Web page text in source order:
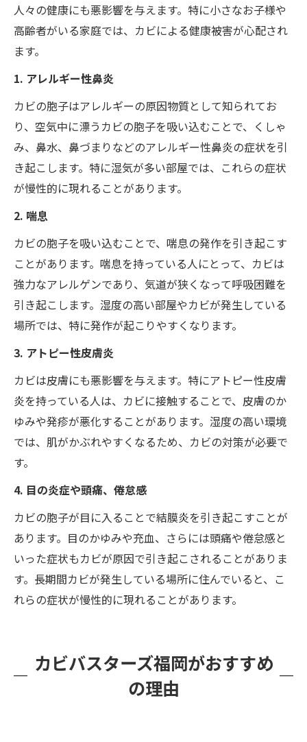
人々の健康にも悪影響を与えます。特に小さなお子様や
高齢者がいる家庭では、カビによる健康被害が心配され
ます。
1. アレルギー性鼻炎
カビの胞子はアレルギーの原因物質として知られてお
り、空気中に漂うカビの胞子を吸い込むことで、くしゃ
み、鼻水、鼻づまりなどのアレルギー性鼻炎の症状を引
き起こします。特に湿気が多い部屋では、これらの症状
が慢性的に現れることがあります。
2. 喘息
カビの胞子を吸い込むことで、喘息の発作を引き起こす
ことがあります。喘息を持っている人にとって、カビは
強力なアレルゲンであり、気道が狭くなって呼吸困難を
引き起こします。湿度の高い部屋やカビが発生している
場所では、特に発作が起こりやすくなります。
3. アトピー性皮膚炎
カビは皮膚にも悪影響を与えます。特にアトピー性皮膚
炎を持っている人は、カビに接触することで、皮膚のか
ゆみや発疹が悪化することがあります。湿度の高い環境
では、肌がかぶれやすくなるため、カビの対策が必要で
す。
4. 目の炎症や頭痛、倦怠感
カビの胞子が目に入ることで結膜炎を引き起こすことが
あります。目のかゆみや充血、さらには頭痛や倦怠感と
いった症状もカビが原因で引き起こされることがありま
す。長期間カビが発生している場所に住んでいると、こ
れらの症状が慢性的に現れることがあります。
カビバスターズ福岡がおすすめ
の理由